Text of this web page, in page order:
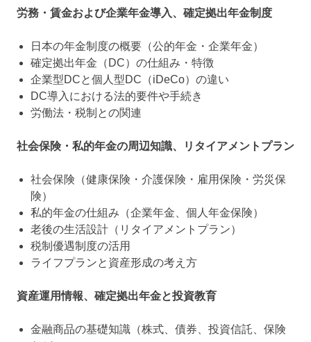
労務・賃金および企業年金導入、確定拠出年金制度
日本の年金制度の概要（公的年金・企業年金）
確定拠出年金（DC）の仕組み・特徴
企業型DCと個人型DC（iDeCo）の違い
DC導入における法的要件や手続き
労働法・税制との関連
社会保険・私的年金の周辺知識、リタイアメントプラン
社会保険（健康保険・介護保険・雇用保険・労災保
険）
私的年金の仕組み（企業年金、個人年金保険）
老後の生活設計（リタイアメントプラン）
税制優遇制度の活用
ライフプランと資産形成の考え方
資産運用情報、確定拠出年金と投資教育
金融商品の基礎知識（株式、債券、投資信託、保険